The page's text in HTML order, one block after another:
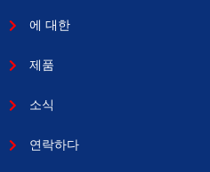
에 대한
제품
소식
연락하다